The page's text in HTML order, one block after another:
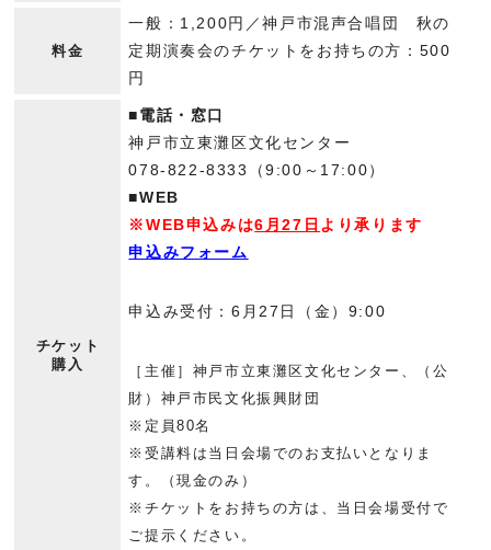
料金
一般：1,200円／神戸市混声合唱団 秋の
定期演奏会のチケットをお持ちの方：500
円
チケット
購入
■電話・窓口
神戸市立東灘区文化センター
078-822-8333（9:00～17:00）
■WEB
※WEB申込みは6月27日 より承ります
申込みフォーム
申込み受付：6月27日（金）9:00
［主催］神戸市立東灘区文化センター、（公
財）神戸市民文化振興財団
※定員80名
※受講料は当日会場でのお支払いとなりま
す。（現金のみ）
※チケットをお持ちの方は、当日会場受付で
ご提示ください。